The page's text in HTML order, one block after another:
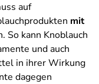
auf
mit
So kann Knoblauch
und auch
in ihrer Wirkung
dagegen